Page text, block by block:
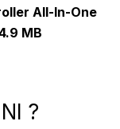
All-In-One
MB
?